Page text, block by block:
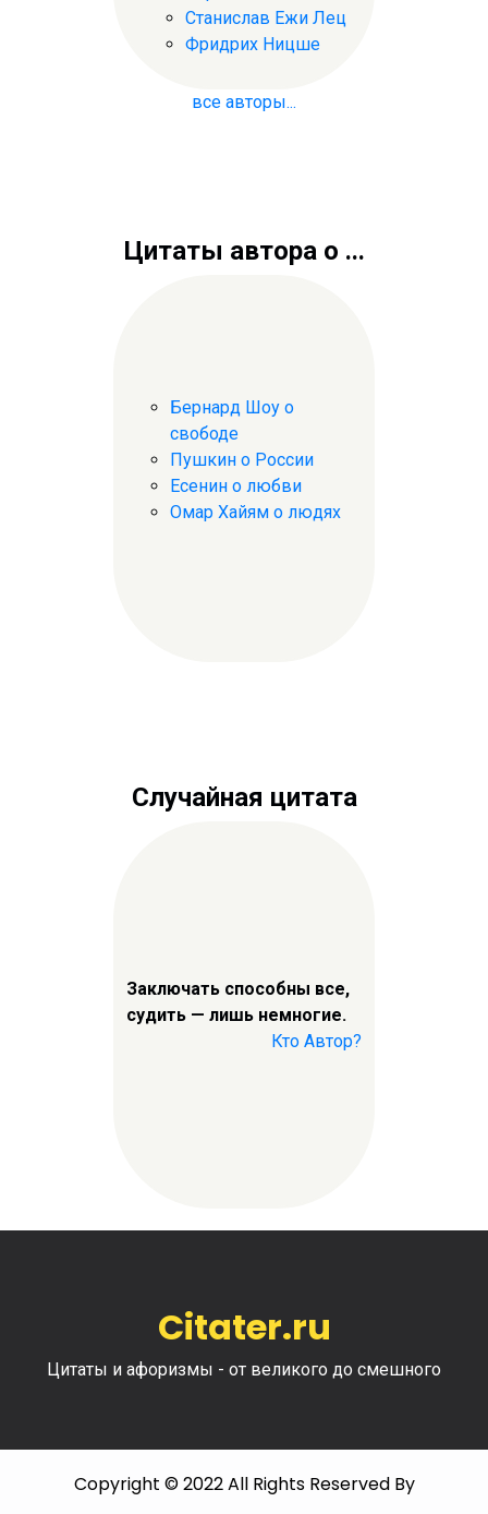
Станислав Ежи Лец
Фридрих Ницше
все авторы...
Цитаты автора о ...
Бернард Шоу о
свободе
Пушкин о России
Есенин о любви
Омар Хайям о людях
Случайная цитата
Заключать способны все,
судить — лишь немногие.
Кто Автор?
Citater.ru
Цитаты и афоризмы - от великого до смешного
Copyright © 2022 All Rights Reserved By